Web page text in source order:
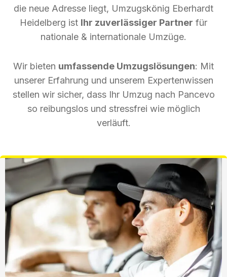
die neue Adresse liegt, Umzugskönig Eberhardt
Heidelberg ist Ihr zuverlässiger Partner für
nationale & internationale Umzüge.
Wir bieten umfassende Umzugslösungen: Mit
unserer Erfahrung und unserem Expertenwissen
stellen wir sicher, dass Ihr Umzug nach Pancevo
so reibungslos und stressfrei wie möglich
verläuft.